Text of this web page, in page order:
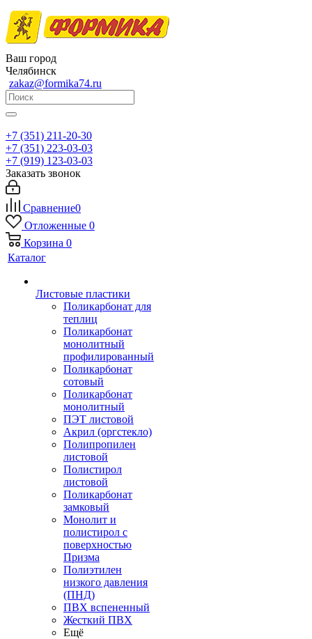
Ваш город
Челябинск
zakaz@formika74.ru
+7 (351) 211-20-30
+7 (351) 223-03-03
+7 (919) 123-03-03
Заказать звонок
Сравнение0
Отложенные 0
Корзина 0
Каталог
Листовые пластики
Поликарбонат для
теплиц
Поликарбонат
монолитный
профилированный
Поликарбонат
сотовый
Поликарбонат
монолитный
ПЭТ листовой
Акрил (оргстекло)
Полипропилен
листовой
Полистирол
листовой
Поликарбонат
замковый
Монолит и
полистирол с
поверхностью
Призма
Полиэтилен
низкого давления
(ПНД)
ПВХ вспененный
Жесткий ПВХ
Ещё